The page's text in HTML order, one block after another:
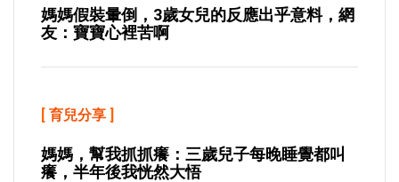
媽媽假裝暈倒，3歲女兒的反應出乎意料，網
友：寶寶心裡苦啊
[ 育兒分享 ]
媽媽，幫我抓抓癢：三歲兒子每晚睡覺都叫
癢，半年後我恍然大悟